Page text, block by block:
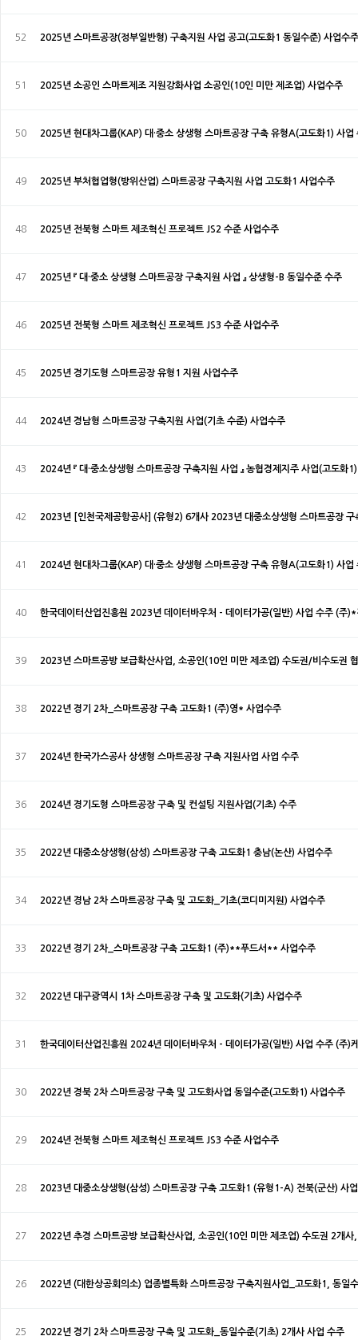
52 2025년 스마트공장(정부일반형) 구축지원 사업 공고(고도화1 동일수준) 사업수
51 2025년 소공인 스마트제조 지원강화사업 소공인(10인 미만 제조업) 사업수주
50 2025년 현대차그룹(KAP) 대·중소 상생형 스마트공장 구축 유형A(고도화1) 사업
49 2025년 부처협업형(방위산업) 스마트공장 구축지원 사업 고도화1 사업수주
48 2025년 전북형 스마트 제조혁신 프로젝트 JS2 수준 사업수주
47 2025년 『 대·중소 상생형 스마트공장 구축지원 사업 』 상생형-B 동일수준 수주
46 2025년 전북형 스마트 제조혁신 프로젝트 JS3 수준 사업수주
45 2025년 경기도형 스마트공장 유형1 지원 사업수주
44 2024년 경남형 스마트공장 구축지원 사업(기초 수준) 사업수주
43 2024년 『 대·중소상생형 스마트공장 구축지원 사업 』 농협경제지주 사업(고도화
42 2023년 [인천국제공항공사] (유형2) 6개사 2023년 대중소상생형 스마트공장 구
41 2024년 현대차그룹(KAP) 대·중소 상생형 스마트공장 구축 유형A(고도화1) 사업
40 한국데이터산업진흥원 2023년 데이터바우처 - 데이터가공(일반) 사업 수주 (주
39 2023년 스마트공방 보급확산사업, 소공인(10인 미만 제조업) 수도권/비수도권
38 2022년 경기 2차_스마트공장 구축 고도화1 (주)영* 사업수주
37 2024년 한국가스공사 상생형 스마트공장 구축 지원사업 사업 수주
36 2024년 경기도형 스마트공장 구축 및 컨설팅 지원사업(기초) 수주
35 2022년 대중소상생형(삼성) 스마트공장 구축 고도화1 충남(논산) 사업수주
34 2022년 경남 2차 스마트공장 구축 및 고도화_기초(코디미지원) 사업수주
33 2022년 경기 2차_스마트공장 구축 고도화1 (주)**푸드서** 사업수주
32 2022년 대구광역시 1차 스마트공장 구축 및 고도화(기초) 사업수주
31 한국데이터산업진흥원 2024년 데이터바우처 - 데이터가공(일반) 사업 수주 (주)
30 2022년 경북 2차 스마트공장 구축 및 고도화사업 동일수준(고도화1) 사업수주
29 2024년 전북형 스마트 제조혁신 프로젝트 JS3 수준 사업수주
28 2023년 대중소상생형(삼성) 스마트공장 구축 고도화1 (유형1-A) 전북(군산) 사
27 2022년 추경 스마트공방 보급확산사업, 소공인(10인 미만 제조업) 수도권 2개
26 2022년 (대한상공회의소) 업종별특화 스마트공장 구축지원사업_고도화1, 동일
25 2022년 경기 2차 스마트공장 구축 및 고도화_동일수준(기초) 2개사 사업 수주